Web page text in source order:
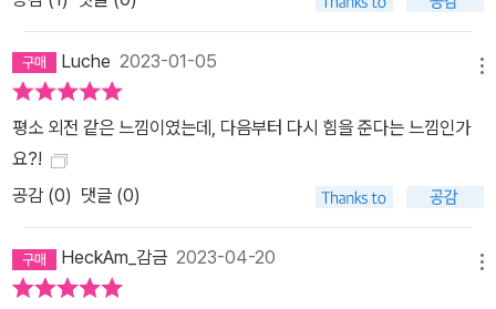
Luche 2023-01-05
평소 외전 같은 느낌이였는데, 다음부터 다시 힘을 준다는 느낌인가
요?!
공감 (0) 댓글 (0)
HeckAm_감금 2023-04-20